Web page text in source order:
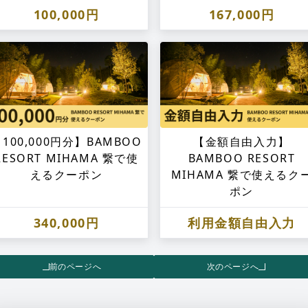
100,000円 167,000円
100,000円分】BAMBOO
MIHAMA 繋で使
えるクーポン
340,000円
【金額自由入力】
BAMBOO RESORT
MIHAMA 繋で使えるク
ポン
利用金額自由入力
前のページへ 次のページへ